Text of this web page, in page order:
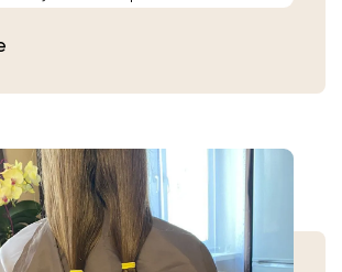
закрепите волосы
то косичку
уложите в пакет или бумагу.
приходите в салон «Банк